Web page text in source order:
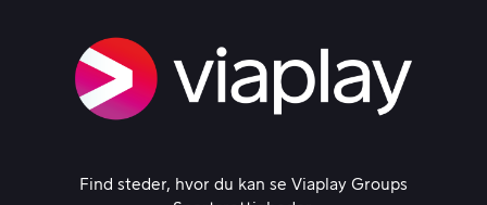
Find steder, hvor du kan se Viaplay Groups